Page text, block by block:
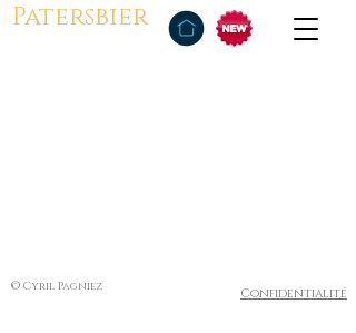
Patersbier
© Cyril Pagniez Confidentialité